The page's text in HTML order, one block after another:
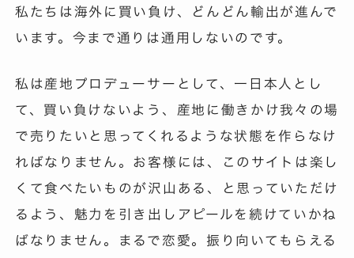
私たちは海外に買い負け、どんどん輸出が進んで
います。今まで通りは通用しないのです。
私は産地プロデューサーとして、一日本人とし
て、買い負けないよう、産地に働きかけ我々の場
で売りたいと思ってくれるような状態を作らなけ
ればなりません。お客様には、このサイトは楽し
くて食べたいものが沢山ある、と思っていただけ
るよう、魅力を引き出しアピールを続けていかね
ばなりません。まるで恋愛。振り向いてもらえる